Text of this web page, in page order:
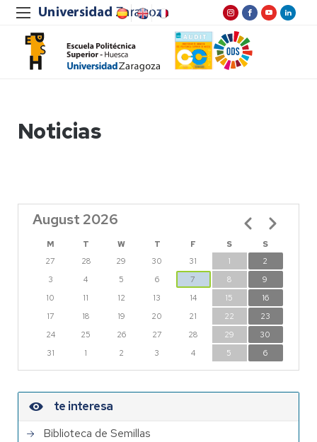
Noticias
August 2026
M T W T F S
S
27
28 29 30 31 1
2
3
4 5 6 7 8
9
10
11 12 13 14 15
16
17
18 19 20 21 22
23
24
25 26 27 28 29
30
31
1 2 3 4 5 6
Pagination
te interesa
Biblioteca de Semillas